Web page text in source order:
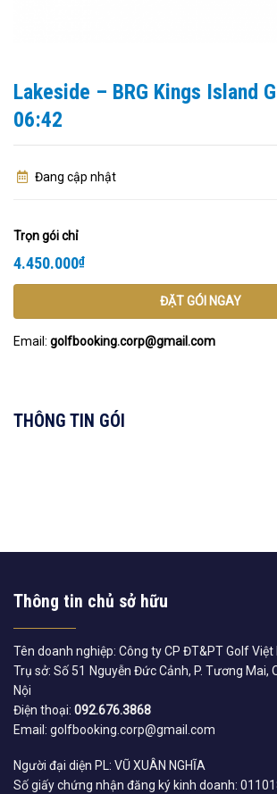
Lakeside – BRG Kings Island
06:42
Đang cập nhật
Trọn gói chỉ
4.450.000₫
ĐẶT GÓI NGAY
Email: golfbooking.corp@gmail.com
THÔNG TIN GÓI
Thông tin chủ sở hữu
Tên doanh nghiệp: Công ty CP ĐT&PT Golf Việt
Trụ sở: Số 51 Nguyễn Đức Cảnh, P. Tương Mai,
Nội
Điện thoại: 092.676.3868
Email: golfbooking.corp@gmail.com
Người đại diện PL: VŨ XUÂN NGHĨA
Số giấy chứng nhận đăng ký kinh doanh: